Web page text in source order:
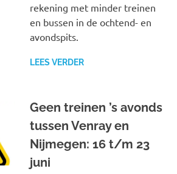
rekening met minder treinen
en bussen in de ochtend- en
avondspits.
LEES VERDER
Geen treinen ’s avonds
tussen Venray en
Nijmegen: 16 t/m 23
juni